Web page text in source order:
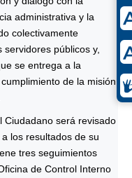
administrativa y la
colectivamente
públicos y,
se entrega a la
de la misión
Ciudadano será revisado
los resultados de su
tres seguimientos
de Control Interno